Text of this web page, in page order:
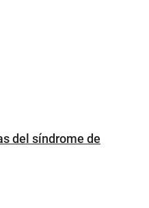
del síndrome de